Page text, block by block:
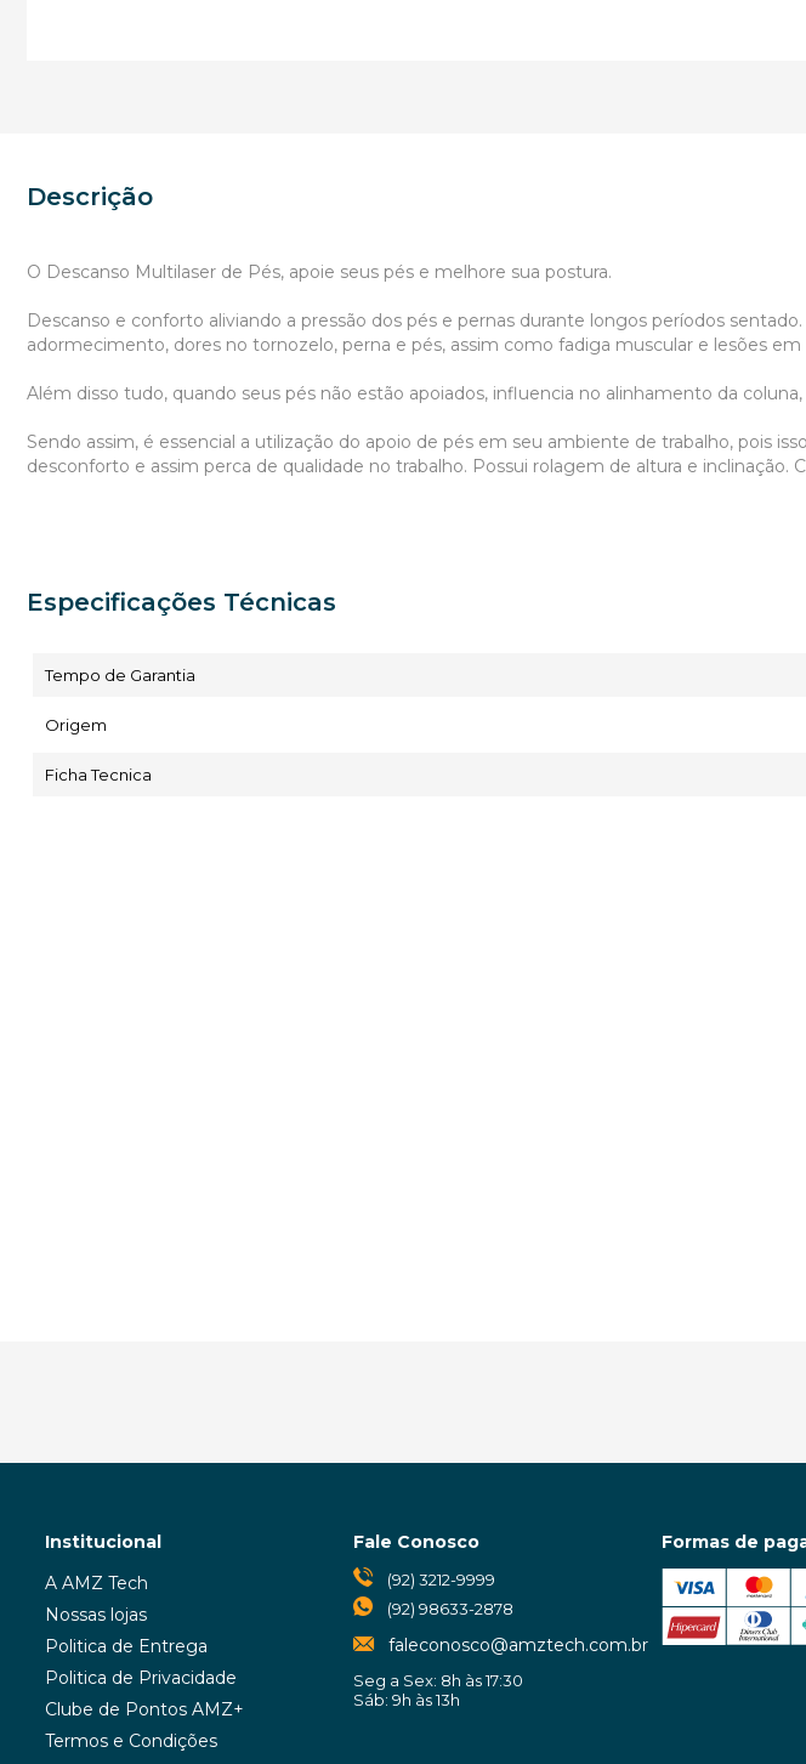
Descrição
O Descanso Multilaser de Pés, apoie seus pés e melhore sua postura.
Descanso e conforto aliviando a pressão dos pés e pernas durante longos períodos
adormecimento, dores no tornozelo, perna e pés, assim como fadiga muscular e lesões em
Além disso tudo, quando seus pés não estão apoiados, influencia no alinhamento da
Sendo assim, é essencial a utilização do apoio de pés em seu ambiente de trabalho, pois
desconforto e assim perca de qualidade no trabalho. Possui rolagem de altura e inclinação.
Especificações Técnicas
Tempo de Garantia
Origem
Ficha Tecnica
Institucional
A AMZ Tech
Nossas lojas
Politica de Entrega
Politica de Privacidade
Clube de Pontos AMZ+
Termos e Condições
Fale Conosco
(92) 3212-9999
(92) 98633-2878
faleconosco@amztech.com.br
Seg a Sex: 8h às 17:30
Sáb: 9h às 13h
Formas de